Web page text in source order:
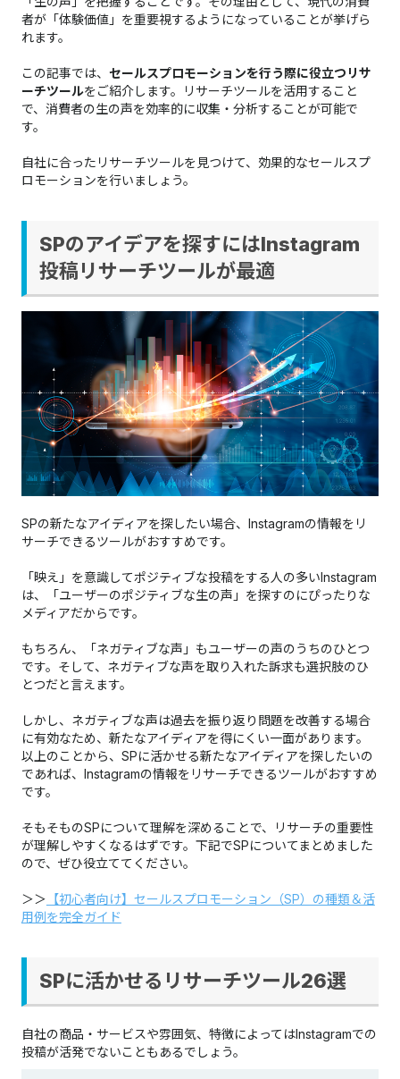
者が「体験価値」を重要視するようになっていることが挙げら
れます。
この記事では、 セールスプロモーションを行う際に役立つリサ
ーチツールをご紹介します。リサーチツールを活用すること
で、消費者の生の声を効率的に収集・分析することが可能で
す。
自社に合ったリサーチツールを見つけて、効果的なセールスプ
ロモーションを行いましょう。
SPのアイデアを探すにはInstagram
投稿リサーチツールが最適
SPの新たなアイディアを探したい場合、Instagramの情報をリ
サーチできるツールがおすすめです。
「映え」を意識してポジティブな投稿をする人の多いInstagram
は、「ユーザーのポジティブな生の声」を探すのにぴったりな
メディアだからです。
もちろん、「ネガティブな声」もユーザーの声のうちのひとつ
です。そして、ネガティブな声を取り入れた訴求も選択肢のひ
とつだと言えます。
しかし、ネガティブな声は過去を振り返り問題を改善する場合
に有効なため、新たなアイディアを得にくい一面があります。
以上のことから、SPに活かせる新たなアイディアを探したいの
であれば、Instagramの情報をリサーチできるツールがおすすめ
です。
そもそものSPについて理解を深めることで、リサーチの重要性
が理解しやすくなるはずです。下記でSPについてまとめました
ので、ぜひ役立ててください。
＞＞ 【初心者向け】セールスプロモーション（SP）の種類＆活
用例を完全ガイド
SPに活かせるリサーチツール26選
自社の商品・サービスや雰囲気、特徴によってはInstagramでの
投稿が活発でないこともあるでしょう。​​​​​​​